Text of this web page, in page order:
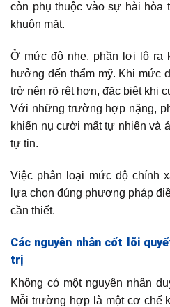
còn phụ thuộc vào sự hài hòa
khuôn mặt.
Ở mức độ nhẹ, phần lợi lộ ra
hưởng đến thẩm mỹ. Khi mức
trở nên rõ rệt hơn, đặc biệt khi
Với những trường hợp nặng,
khiến nụ cười mất tự nhiên và
tự tin.
Việc phân loại mức độ chính
lựa chọn đúng phương pháp
cần thiết.
Các nguyên nhân cốt lõi
trị
Không có một nguyên nhân
Mỗi trường hợp là một cơ chế